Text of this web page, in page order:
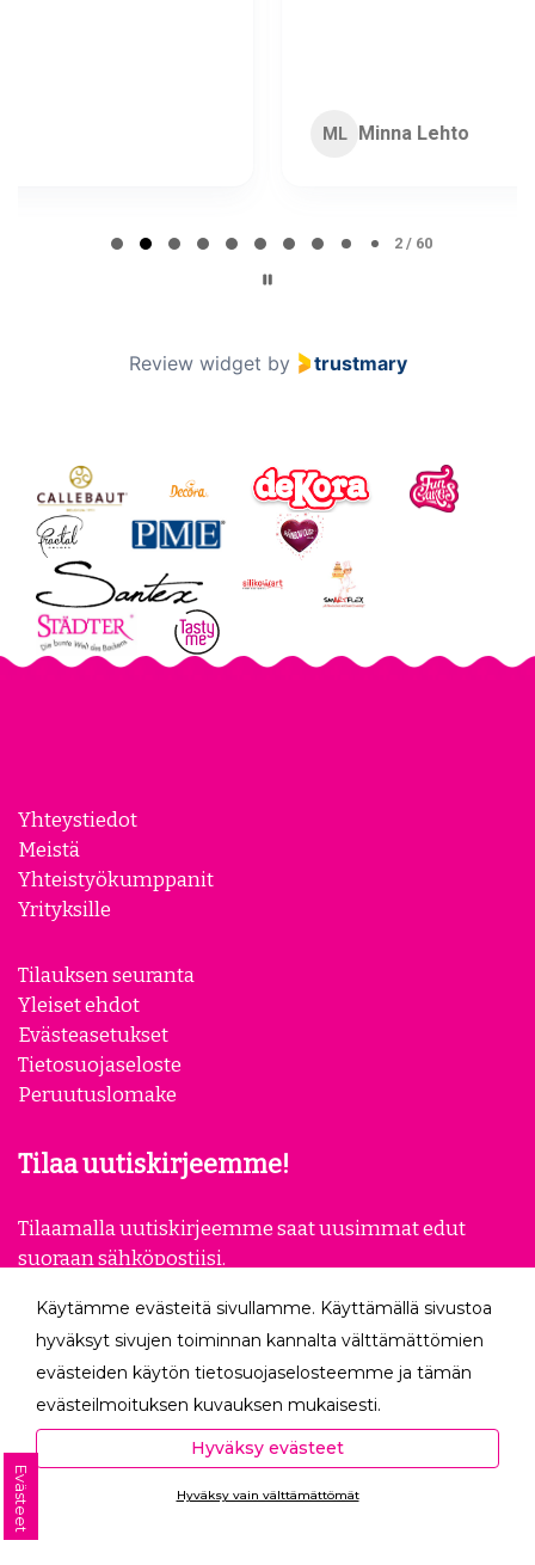
2 / 60
Review widget by trustmary
Yhteystiedot
Meistä
Yhteistyökumppanit
Yrityksille
Tilauksen seuranta
Yleiset ehdot
Evästeasetukset
Tietosuojaseloste
Peruutuslomake
Tilaa uutiskirjeemme!
Tilaamalla uutiskirjeemme saat uusimmat edut
suoraan sähköpostiisi.
Seuraa meitä
Käytämme evästeitä sivullamme. Käyttämällä sivustoa
hyväksyt sivujen toiminnan kannalta välttämättömien
evästeiden käytön tietosuojaselosteemme ja tämän
evästeilmoituksen kuvauksen mukaisesti.
Hyväksyessäsi analytiikka- ja markkinointievästeet
autat meitä mittaamaan ja analysoimaan
verkkosivumme toimintaa ja käyttöä (Analytiikka ja
Hyväksy evästeet
Hyväksy vain välttämättömät
Evästeet